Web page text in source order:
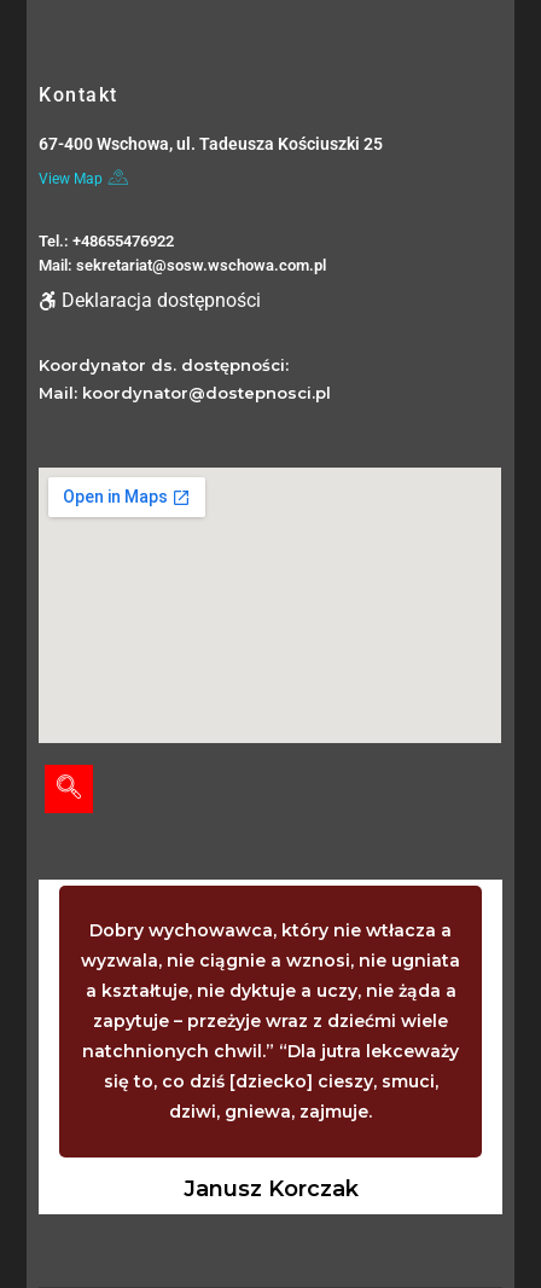
Kontakt
67-400 Wschowa, ul. Tadeusza Kościuszki 25
View Map
Tel.: +48655476922
Mail: sekretariat@sosw.wschowa.com.pl
Deklaracja dostępności
Koordynator ds. dostępności:
Mail: koordynator@dostepnosci.pl
Dobry wychowawca, który nie wtłacza a
wyzwala, nie ciągnie a wznosi, nie ugniata
a kształtuje, nie dyktuje a uczy, nie żąda a
zapytuje – przeżyje wraz z dziećmi wiele
natchnionych chwil.” “Dla jutra lekceważy
się to, co dziś [dziecko] cieszy, smuci,
dziwi, gniewa, zajmuje.
Janusz Korczak